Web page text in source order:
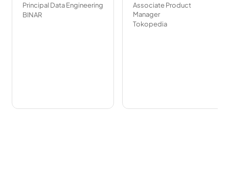
Principal Data Engineering
BINAR
Associate Product
Manager
Tokopedia